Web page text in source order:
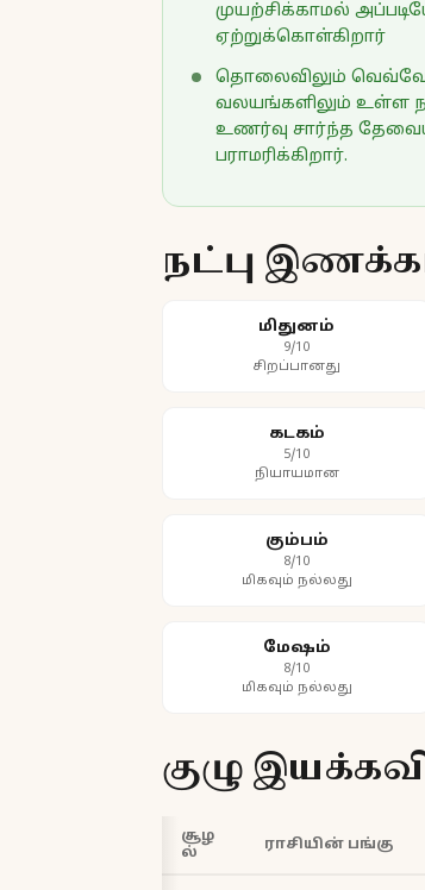
முயற்சிக்காமல்
ஏற்றுக்கொள்கிறார்
தொலைவிலும்
வலயங்களிலும் உள்ள
உணர்வு சார்ந்த
பராமரிக்கிறார்.
நட்பு
மிதுனம்
9/10
சிறப்பானது
கடகம்
5/10
நியாயமான
கும்பம்
8/10
மிகவும் நல்லது
மேஷம்
8/10
மிகவும் நல்லது
குழு
சூழ
ல்
ராசியின் பங்கு